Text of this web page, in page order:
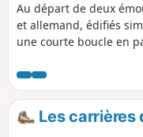
Au départ de deux
et allemand, édifiés
une courte boucle en
Les carrières